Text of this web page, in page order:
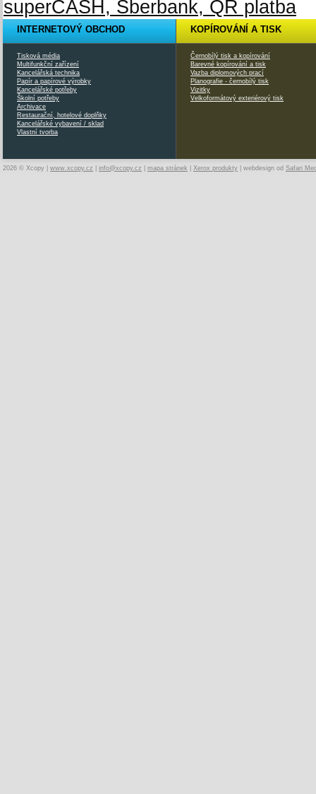
INTERNETOVÝ OBCHOD
Tisková média
Multifunkční zařízení
Kancelářská technika
Papír a papírové výrobky
Kancelářské potřeby
Školní potřeby
Archivace
Restaurační, hotelové doplňky
Kancelářské vybavení / sklad
Vlastní tvorba
KOPÍROVÁNÍ A TISK
Černobílý tisk a kopírování
Barevné kopírování a tisk
Vazba diplomových prací
Planografie - černobílý tisk
Vizitky
Velkoformátový exteriérový tisk
2026 © Xcopy | www.xcopy.cz info@xcopy.cz mapa stránek Xerox produkty | webdesign od Safari